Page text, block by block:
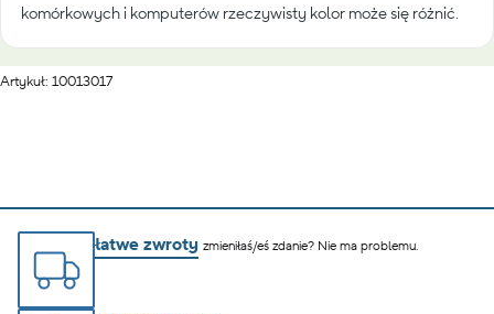
komórkowych i komputerów rzeczywisty kolor może się różnić.
Artykuł: 10013017
łatwe zwroty zmieniłaś/eś zdanie? Nie ma problemu.